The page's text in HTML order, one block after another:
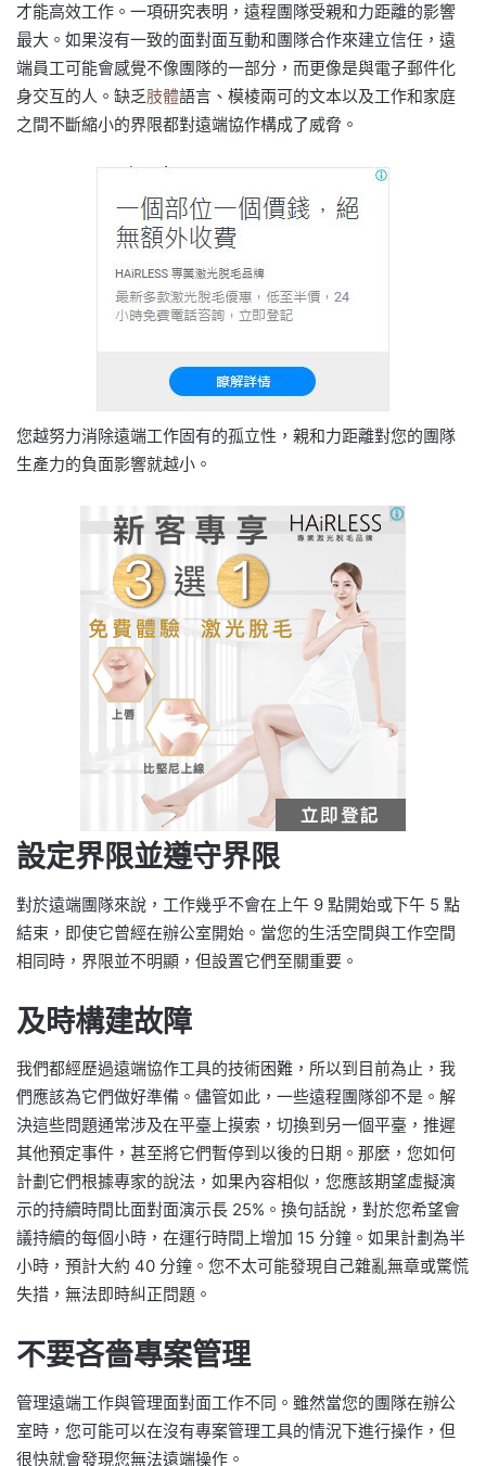
才能高效工作。一項研究表明，遠程團隊受親和力距離的影響
最大。如果沒有一致的面對面互動和團隊合作來建立信任，遠
端員工可能會感覺不像團隊的一部分，而更像是與電子郵件化
身交互的人。缺乏肢體語言、模棱兩可的文本以及工作和家庭
之間不斷縮小的界限都對遠端協作構成了威脅。
您越努力消除遠端工作固有的孤立性，親和力距離對您的團隊
生產力的負面影響就越小。
設定界限並遵守界限
對於遠端團隊來說，工作幾乎不會在上午 9 點開始或下午 5 點
結束，即使它曾經在辦公室開始。當您的生活空間與工作空間
相同時，界限並不明顯，但設置它們至關重要。
及時構建故障
我們都經歷過遠端協作工具的技術困難，所以到目前為止，我
們應該為它們做好準備。儘管如此，一些遠程團隊卻不是。解
決這些問題通常涉及在平臺上摸索，切換到另一個平臺，推遲
其他預定事件，甚至將它們暫停到以後的日期。那麼，您如何
計劃它們根據專家的說法，如果內容相似，您應該期望虛擬演
示的持續時間比面對面演示長 25%。換句話說，對於您希望會
議持續的每個小時，在運行時間上增加 15 分鐘。如果計劃為半
小時，預計大約 40 分鐘。您不太可能發現自己雜亂無章或驚慌
失措，無法即時糾正問題。
不要吝嗇專案管理
管理遠端工作與管理面對面工作不同。雖然當您的團隊在辦公
室時，您可能可以在沒有專案管理工具的情況下進行操作，但
很快就會發現您無法遠端操作。